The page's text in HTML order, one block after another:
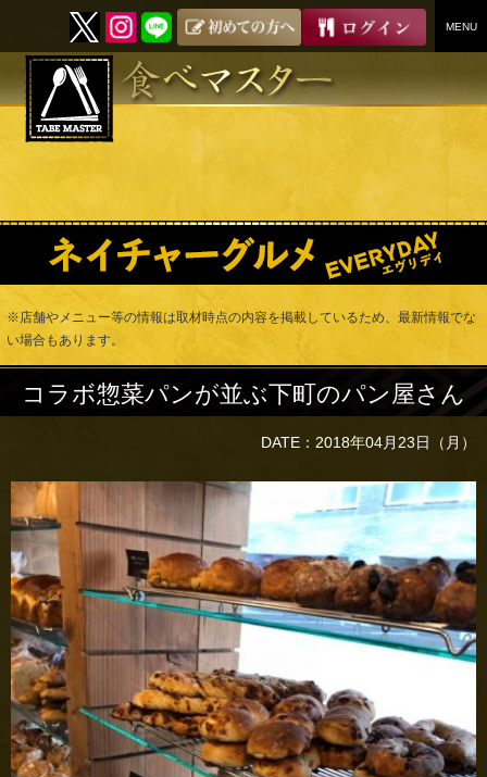
MENU
SKIP
※店舗やメニュー等の情報は取材時点の内容を掲載しているため、最新情報でな
い場合もあります。
コラボ惣菜パンが並ぶ下町のパン屋さん
DATE：2018年04月23日（月）